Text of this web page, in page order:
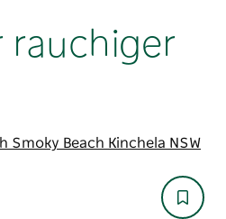
rauchiger
Smoky Beach Kinchela NSW